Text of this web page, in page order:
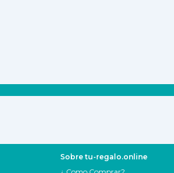
Sobre tu-regalo.online
¿ Como Comprar?